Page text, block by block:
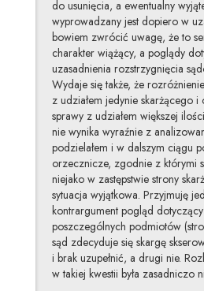
do usunięcia, a ewentualny
wyprowadzany jest dopiero w
bowiem zwrócić uwagę, że to
charakter wiążący, a poglądy
uzasadnienia rozstrzygnięcia
Wydaje się także, że
z udziałem jedynie skarżącego
sprawy z udziałem większej
nie wynika wyraźnie z
podzielałem i w dalszym ciągu
orzecznicze, zgodnie z którymi
niejako w zastępstwie strony
sytuacja wyjątkowa. Przyjmuję
kontrargument pogląd
poszczególnych podmiotów
sąd zdecyduje się skargę
i brak uzupełnić, a drugi nie.
w takiej kwestii była zasadniczo